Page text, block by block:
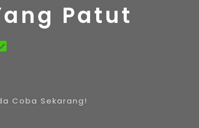
Patut
Coba Sekarang!